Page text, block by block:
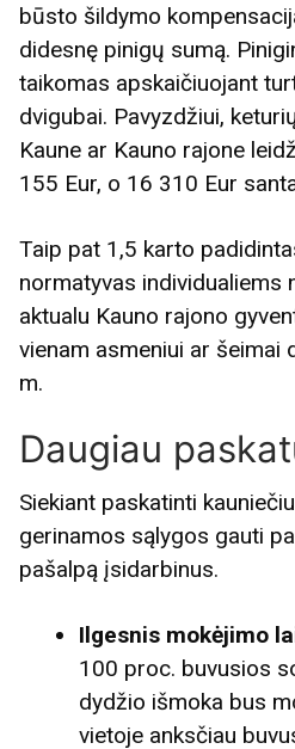
būsto šildymo
didesnę pinigų sumą.
taikomas apskaičiuojant
dvigubai. Pavyzdžiui,
Kaune ar Kauno rajone
155 Eur, o 16 310 Eur
Taip pat 1,5 karto
normatyvas individualiems
aktualu Kauno rajono
vienam asmeniui ar šeimai
m.
Daugiau
Siekiant paskatinti
gerinamos sąlygos gauti
pašalpą įsidarbinus.
Ilgesnis mokėjimo
100 proc. buvusios
dydžio išmoka bus
vietoje anksčiau